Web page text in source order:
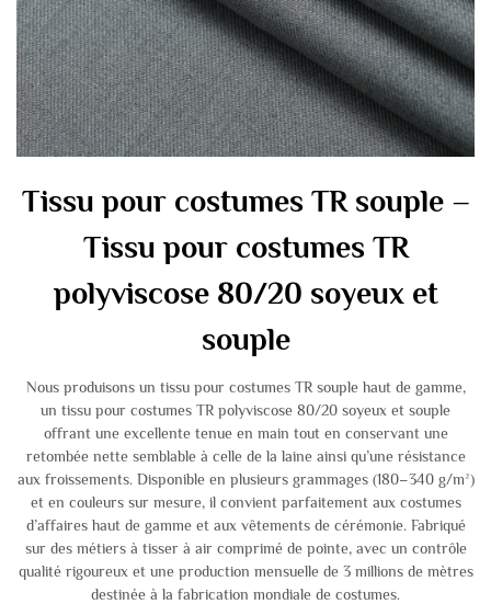
Tissu pour costumes TR souple –
Tissu pour costumes TR
polyviscose 80/20 soyeux et
souple
Nous produisons un tissu pour costumes TR souple haut de gamme,
un tissu pour costumes TR polyviscose 80/20 soyeux et souple
offrant une excellente tenue en main tout en conservant une
retombée nette semblable à celle de la laine ainsi qu’une résistance
aux froissements. Disponible en plusieurs grammages (180–340 g/m²)
et en couleurs sur mesure, il convient parfaitement aux costumes
d’affaires haut de gamme et aux vêtements de cérémonie. Fabriqué
sur des métiers à tisser à air comprimé de pointe, avec un contrôle
qualité rigoureux et une production mensuelle de 3 millions de mètres
destinée à la fabrication mondiale de costumes.